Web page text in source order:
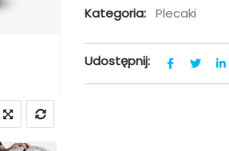
Kategoria: Plecaki
Udostępnij: